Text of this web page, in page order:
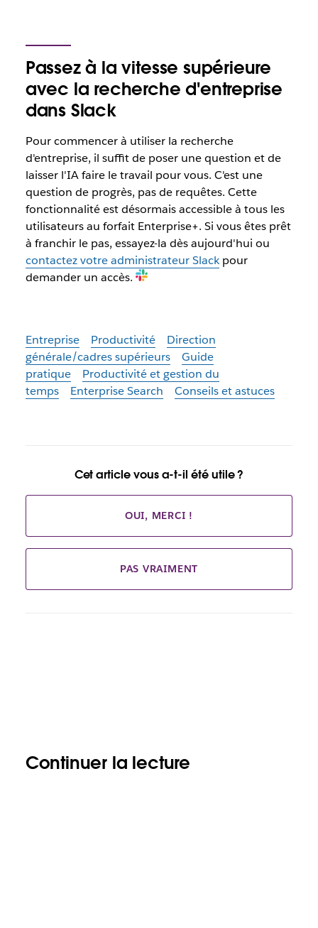
Passez à la vitesse supérieure
avec la recherche d'entreprise
dans Slack
Pour commencer à utiliser la recherche
d'entreprise, il suffit de poser une question et de
laisser l'IA faire le travail pour vous. C'est une
question de progrès, pas de requêtes. Cette
fonctionnalité est désormais accessible à tous les
utilisateurs au forfait Enterprise+. Si vous êtes prêt
à franchir le pas, essayez-la dès aujourd'hui ou
contactez votre administrateur Slackpour
demander un accès.
Entreprise Productivité
Direction
générale/cadres supérieurs
Guide
pratique
Productivité et gestion du
temps
Enterprise Search Conseils et astuces
Cet article vous a-t-il été utile ?
OUI, MERCI !
PAS VRAIMENT
Continuer la lecture